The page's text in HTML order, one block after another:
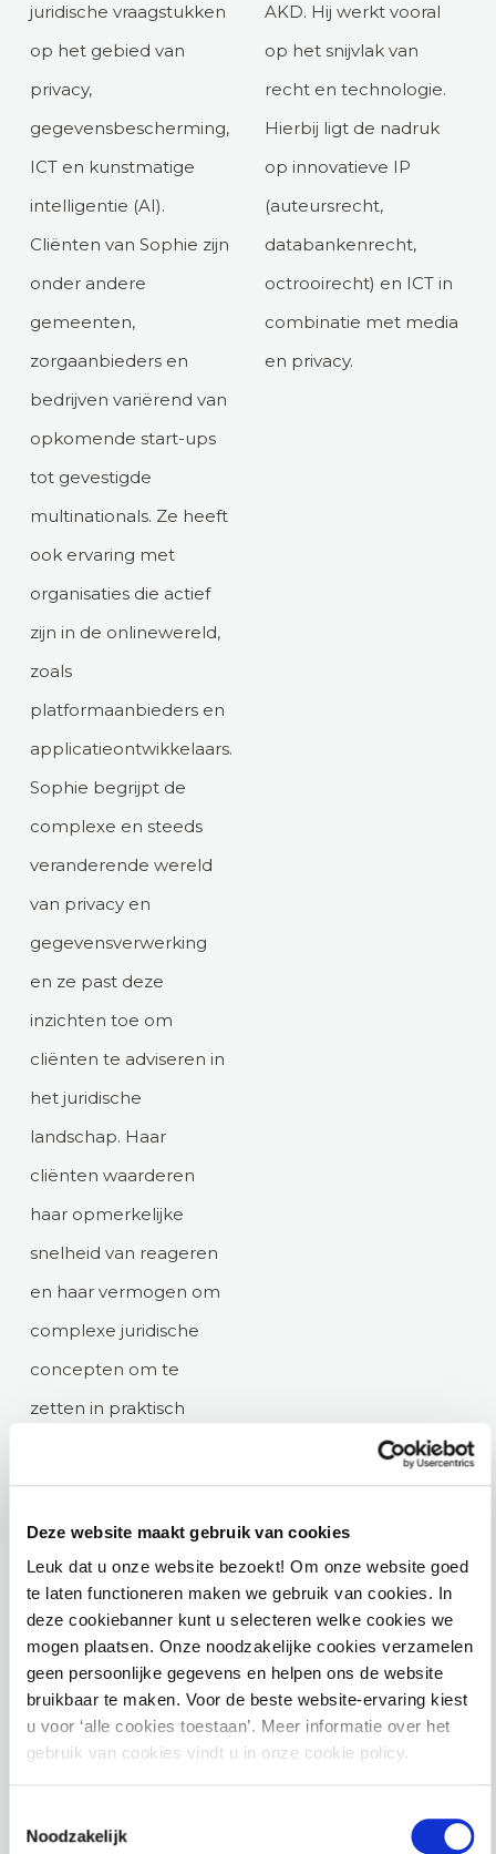
Deze website maakt gebruik van cookies
Leuk dat u onze website bezoekt! Om onze website goed
te laten functioneren maken we gebruik van cookies. In
deze cookiebanner kunt u selecteren welke cookies we
mogen plaatsen. Onze noodzakelijke cookies verzamelen
geen persoonlijke gegevens en helpen ons de website
bruikbaar te maken. Voor de beste website-ervaring kiest
u voor ‘alle cookies toestaan’. Meer informatie over het
gebruik van cookies vindt u in onze cookie policy.
Noodzakelijk
juridische vraagstukken
op het gebied van
privacy,
gegevensbescherming,
ICT en kunstmatige
intelligentie (AI).
Cliënten van Sophie zijn
onder andere
gemeenten,
zorgaanbieders en
bedrijven variërend van
opkomende start-ups
tot gevestigde
multinationals. Ze heeft
ook ervaring met
organisaties die actief
zijn in de onlinewereld,
zoals
platformaanbieders en
applicatieontwikkelaars.
Sophie begrijpt de
complexe en steeds
veranderende wereld
van privacy en
gegevensverwerking
en ze past deze
inzichten toe om
cliënten te adviseren in
het juridische
landschap. Haar
cliënten waarderen
haar opmerkelijke
snelheid van reageren
en haar vermogen om
complexe juridische
concepten om te
zetten in praktisch
beschikt Sophie over
een CIPP/e-certificaat,
wat getuigt van haar
uitgebreide kennis en
expertise op het
gebied van
gegevensbescherming-
en privacywetgeving.
werkzaamheden is
AKD. Hij werkt vooral
op het snijvlak van
recht en technologie.
Hierbij ligt de nadruk
op innovatieve IP
(auteursrecht,
databankenrecht,
octrooirecht) en ICT in
combinatie met media
en privacy.